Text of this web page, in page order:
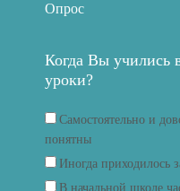
Опрос
Когда Вы учились
уроки?
Самостоятельно и
понятны
Иногда приходилось
В начальной школе